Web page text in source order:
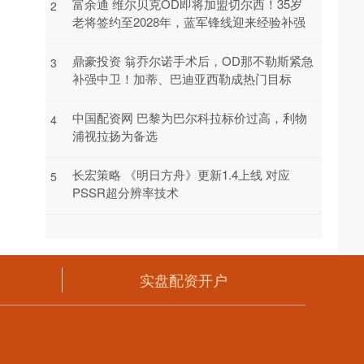
2
富余通 维尔贝克OD即将加盟切尔西！35岁
老将签约至2028年，蓝军锋线迎来经验补强
3
鼎豪投资 翁乔尔诺手术后，OD那不勒斯紧急
补强中卫！加蒂、巴迪亚西勒成热门目标
4
中国配资网 巴黎为巴尔科拉标价过高，利物
浦视拉扬为备选
5
长宏策略 《明日方舟》更新1.4上线 对应
PSSR超分辨率技术
实盘配资开户